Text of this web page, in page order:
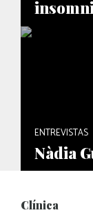
ENTREVISTAS
Nàdia
Clínica